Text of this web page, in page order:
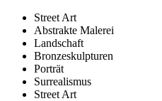
Street Art
Abstrakte Malerei
Landschaft
Bronzeskulpturen
Porträt
Surrealismus
Street Art